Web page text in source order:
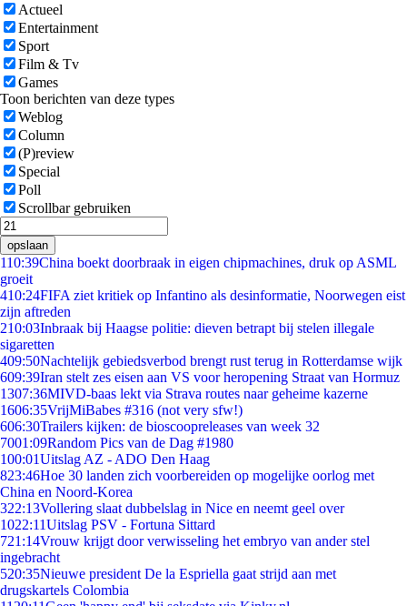
Actueel
Entertainment
Sport
Film & Tv
Games
Toon berichten van deze types
Weblog
Column
(P)review
Special
Poll
Scrollbar gebruiken
opslaan
110:39China boekt doorbraak in eigen chipmachines, druk op ASML
groeit
410:24FIFA ziet kritiek op Infantino als desinformatie, Noorwegen eist
zijn aftreden
210:03Inbraak bij Haagse politie: dieven betrapt bij stelen illegale
sigaretten
409:50Nachtelijk gebiedsverbod brengt rust terug in Rotterdamse wijk
609:39Iran stelt zes eisen aan VS voor heropening Straat van Hormuz
1307:36MIVD-baas lekt via Strava routes naar geheime kazerne
1606:35VrijMiBabes #316 (not very sfw!)
606:30Trailers kijken: de bioscoopreleases van week 32
7001:09Random Pics van de Dag #1980
100:01Uitslag AZ - ADO Den Haag
823:46Hoe 30 landen zich voorbereiden op mogelijke oorlog met
China en Noord-Korea
322:13Vollering slaat dubbelslag in Nice en neemt geel over
1022:11Uitslag PSV - Fortuna Sittard
721:14Vrouw krijgt door verwisseling het embryo van ander stel
ingebracht
520:35Nieuwe president De la Espriella gaat strijd aan met
drugskartels Colombia